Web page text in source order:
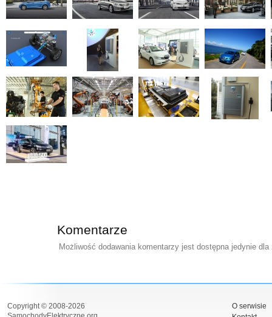
Komentarze
Możliwość dodawania komentarzy jest dostępna jedynie
Copyright © 2008-2026
O serwisie